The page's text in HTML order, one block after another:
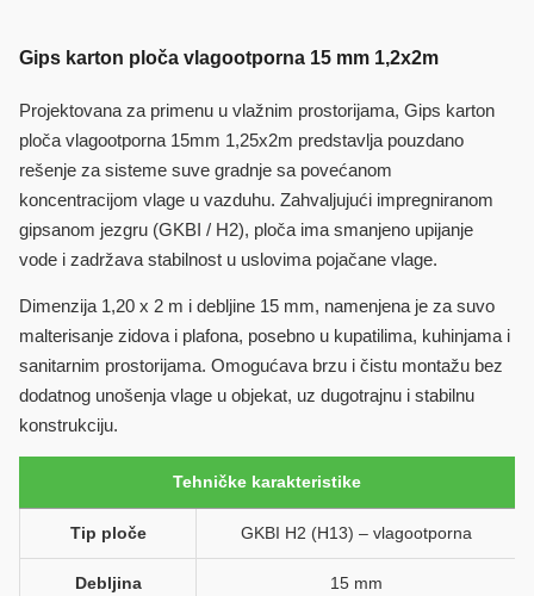
Gips karton ploča vlagootporna 15 mm 1,2x2m
Projektovana za primenu u vlažnim prostorijama, Gips karton
ploča vlagootporna 15mm 1,25x2m predstavlja pouzdano
rešenje za sisteme suve gradnje sa povećanom
koncentracijom vlage u vazduhu. Zahvaljujući impregniranom
gipsanom jezgru (GKBI / H2), ploča ima smanjeno upijanje
vode i zadržava stabilnost u uslovima pojačane vlage.
Dimenzija 1,20 x 2 m i debljine 15 mm, namenjena je za suvo
malterisanje zidova i plafona, posebno u kupatilima, kuhinjama i
sanitarnim prostorijama. Omogućava brzu i čistu montažu bez
dodatnog unošenja vlage u objekat, uz dugotrajnu i stabilnu
konstrukciju.
Tehničke karakteristike
Tip ploče GKBI H2 (H13) – vlagootporna
Debljina 15 mm